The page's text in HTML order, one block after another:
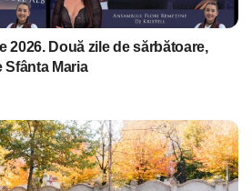
2026. Două zile de sărbătoare,
Maria